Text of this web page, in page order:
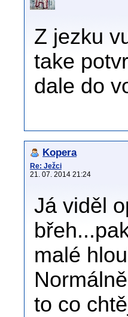
Z jezku
take
dale do
Kopera
Re: Ježci
21. 07. 2014 21:24
Já viděl
malé
to co